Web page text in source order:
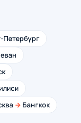
Петербург
→ Бангкок